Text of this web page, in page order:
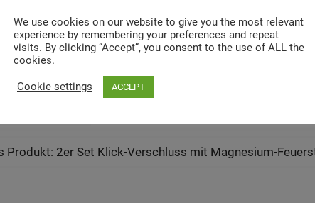
December 5, 2018
In "Produktvorstellungen"
In
verfügbar
Produkt: 2er Set Klick-Verschluss mit Magnesium-
We use cookies on our website to give you the most relevant
experience by remembering your preferences and repeat
visits. By clicking “Accept”, you consent to the use of ALL the
cookies.
Cookie settings ACCEPT